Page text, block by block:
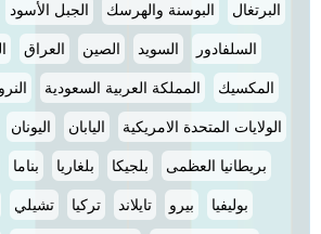
البرتغال البوسنة والهرسك الجبل الأسود
السلفادور السويد الصين العراق
المكسيك المملكة العربية السعودية
الولايات المتحدة الامريكية اليابان اليونان
بريطانيا العظمى بلجيكا بلغاريا بناما
بوليفيا بيرو تايلاند تركيا تشيلي